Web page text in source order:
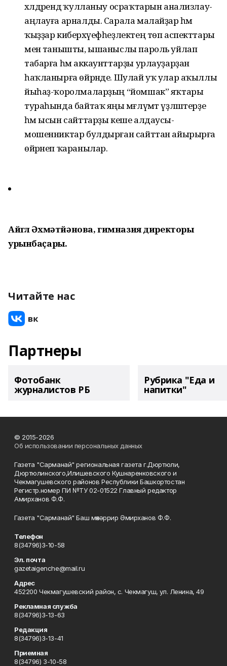
хәлдәрендә ҡулланыу осраҡтарын анализлау-
аңлауға арналды. Сарала малайҙар һәм
ҡыҙҙар киберхәүефһеҙлектең төп аспекттары
менә танышты, ышаныслы пароль уйлап
табарға һәм аккаунттарҙы урлауҙарҙан
һаҡланырға өйрәнде. Шулай уҡ улар аҡыллы
йыһаҙ-ҡоролмаларҙың “йомшак” яҡтары
тураһында байтаҡ яңы мәғлүмәт үҙләштерҙе
һәм ысын сайттарҙы кеше алдаусы-
мошенниктар булдырған сайттан айырырға
өйрәнеп ҡаранылар.
Айгөл Әхмәтйәнова, гимназия директоры
урынбаҫары.
Читайте нас
Партнеры
Фотобанк
журналистов РБ
Рубрика "Еда и
напитки"
© 2015-2026
Об использовании персональных данных
Газета "Сарманай" региональная газета г.Дюртюли,
Дюртюлинского,Илишевского Кушнаренковского и
Чекмагушевского районов Республики Башкортостан
Регистр.номер ПИ №ТУ 02-01522 Главный редактор
Амирханов Ф.Ф.
Газета "Сарманай" Баш мөхәррир Әмирханов Ф.Ф.
Телефон
8(34796)3-10-58
Эл. почта
gazetaigenche@mail.ru
Адрес
452200 Чекмагушевский район, с. Чекмагуш, ул. Ленина, 49
Рекламная служба
8(34796)3-13-63
Редакция
8(34796)3-13-41
Приемная
8(34796) 3-10-58